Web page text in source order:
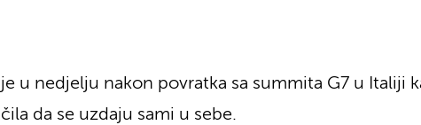
u nedjelju nakon povratka sa summita G7 u Italiji
da se uzdaju sami u sebe.